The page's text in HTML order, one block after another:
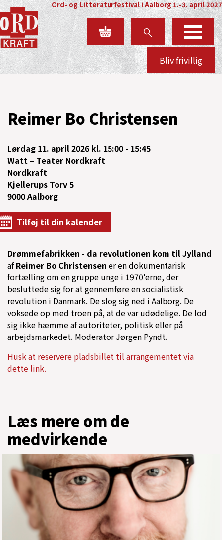
Bliv frivillig
Ord- og Litteraturfestival i Aalborg 1.-3. april 2027
Reimer Bo Christensen
Lørdag 11. april 2026 kl. 15:00 - 15:45
Watt – Teater Nordkraft
Nordkraft
Kjellerups Torv 5
9000 Aalborg
Tilføj til din kalender
Drømmefabrikken - da revolutionen kom til Jylland
afReimer Bo Christensen er en dokumentarisk
fortælling om en gruppe unge i 1970'erne, der
besluttede sig for at gennemføre en socialistisk
revolution i Danmark. De slog sig ned i Aalborg. De
voksede op med troen på, at de var udødelige. De lod
sig ikke hæmme af autoriteter, politisk eller på
arbejdsmarkedet. Moderator Jørgen Pyndt.
Husk at reservere pladsbillet til arrangementet via
dette link.
Læs mere om de
medvirkende